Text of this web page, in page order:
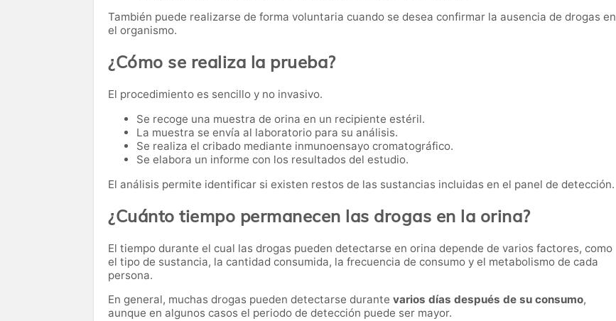
También puede realizarse de forma voluntaria cuando se desea confirmar la ausencia de drogas en
el organismo.
¿Cómo se realiza la prueba?
El procedimiento es sencillo y no invasivo.
Se recoge una muestra de orina en un recipiente estéril.
La muestra se envía al laboratorio para su análisis.
Se realiza el cribado mediante inmunoensayo cromatográfico.
Se elabora un informe con los resultados del estudio.
El análisis permite identificar si existen restos de las sustancias incluidas en el panel de detección.
¿Cuánto tiempo permanecen las drogas en la orina?
El tiempo durante el cual las drogas pueden detectarse en orina depende de varios factores, como
el tipo de sustancia, la cantidad consumida, la frecuencia de consumo y el metabolismo de cada
persona.
En general, muchas drogas pueden detectarse durante varios días después de su consumo,
aunque en algunos casos el periodo de detección puede ser mayor.